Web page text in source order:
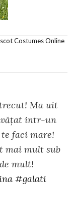
trecut! Ma uit
intr-un
faci mare!
mai mult sub
mult!
#galati